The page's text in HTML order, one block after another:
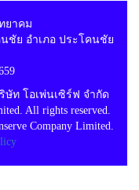
ยาคม
ชัย อำเภอ ประโคนชัย
ษัท โอเพ่นเซิร์ฟ จำกัด
All rights reserved.
Company Limited.